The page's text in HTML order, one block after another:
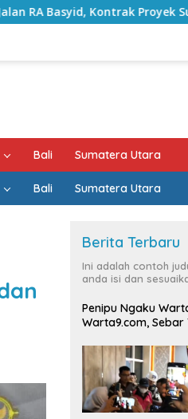
Sudah Rampung
Bali Sumatera Utara
Bali Sumatera Utara
Berita Terbaru
Ini adalah contoh
anda isi dan
Penipu Ngaku
Warta9.com,